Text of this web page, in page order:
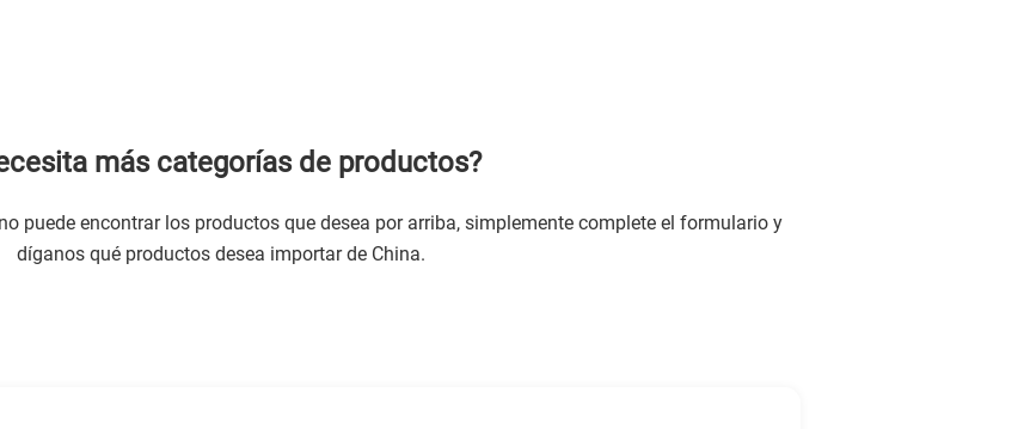
más categorías de productos?
puede encontrar los productos que desea por arriba, simplemente complete el formulario y
díganos qué productos desea importar de China.